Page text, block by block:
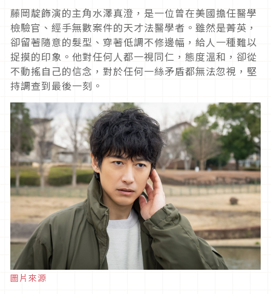
藤岡靛飾演的主角水澤真澄，是一位曾在美國擔任醫學
檢驗官、經手無數案件的天才法醫學者。雖然是菁英，
卻留著隨意的髮型、穿著低調不修邊幅，給人一種難以
捉摸的印象。他對任何人都一視同仁，態度溫和，卻從
不動搖自己的信念，對於任何一絲矛盾都無法忽視，堅
持調查到最後一刻。
圖片來源